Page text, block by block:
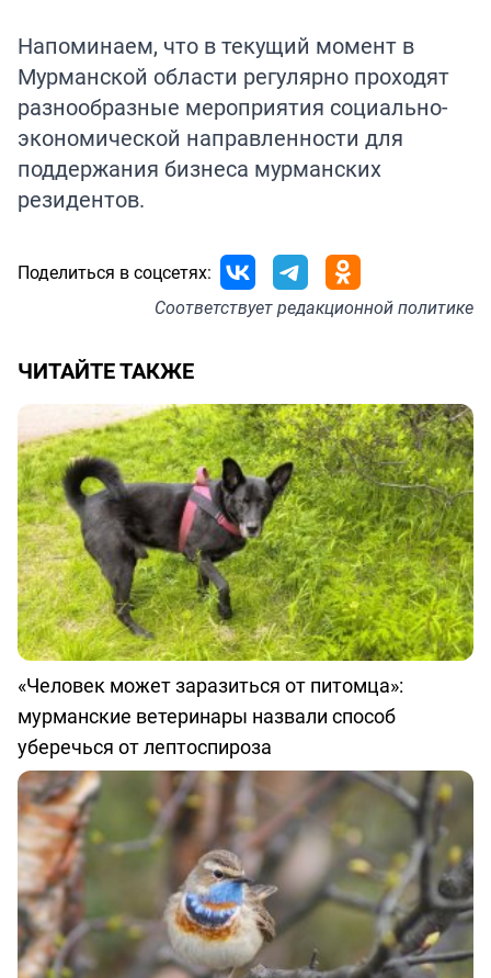
Напоминаем, что в текущий момент в
Мурманской области регулярно проходят
разнообразные мероприятия социально-
экономической направленности для
поддержания бизнеса мурманских
резидентов.
Поделиться в соцсетях:
Соответствуетредакционной политике
ЧИТАЙТЕ ТАКЖЕ
«Человек может заразиться от питомца»:
мурманские ветеринары назвали способ
уберечься от лептоспироза